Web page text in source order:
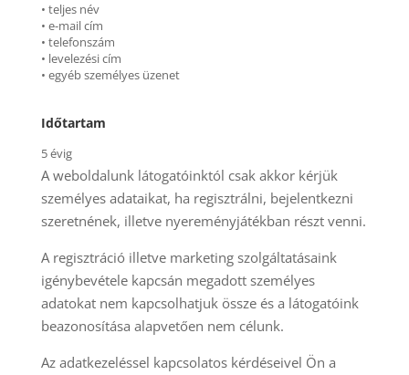
• teljes név
• e-mail cím
• telefonszám
• levelezési cím
• egyéb személyes üzenet
Időtartam
5 évig
A weboldalunk látogatóinktól csak akkor kérjük
személyes adataikat, ha regisztrálni, bejelentkezni
szeretnének, illetve nyereményjátékban részt venni.
A regisztráció illetve marketing szolgáltatásaink
igénybevétele kapcsán megadott személyes
adatokat nem kapcsolhatjuk össze és a látogatóink
beazonosítása alapvetően nem célunk.
Az adatkezeléssel kapcsolatos kérdéseivel Ön a